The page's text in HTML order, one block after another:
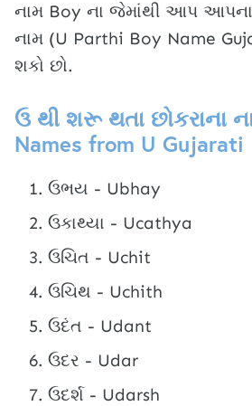
નામ Boy ના જેમાંથી આપ આપના
નામ (U Parthi Boy Name
શકો છો.
ઉ થી શરૂ થતા છોકરાના
Names from U Gujarati
ઉભય - Ubhay
ઉકાથ્યા - Ucathya
ઉચિત - Uchit
ઉચિથ - Uchith
ઉદંત - Udant
ઉદર - Udar
ઉદર્શ - Udarsh